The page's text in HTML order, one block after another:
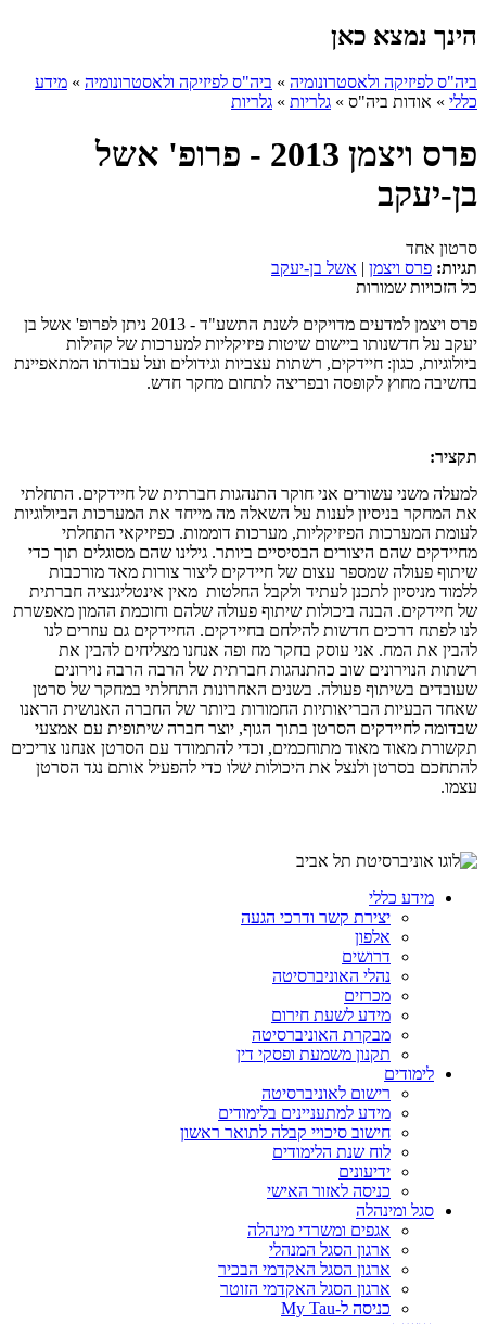
הינך נמצא כאן
ביה"ס לפיזיקה ולאסטרונומיה » ביה"ס לפיזיקה ולאסטרונומיה » מידע
כללי » אודות ביה"ס » גלריות » גלריות
פרס ויצמן 2013 - פרופ' אשל
בן-יעקב
סרטון אחד
תגיות: פרס ויצמן | אשל בן-יעקב
כל הזכויות שמורות
פרס ויצמן למדעים מדויקים לשנת התשע"ד - 2013 ניתן לפרופ' אשל בן
יעקב על חדשנותו ביישום שיטות פיזיקליות למערכות של קהילות
ביולוגיות, כגון: חיידקים, רשתות עצביות וגידולים ועל עבודתו המתאפיינת
בחשיבה מחוץ לקופסה ובפריצה לתחום מחקר חדש.
תקציר:
למעלה משני עשורים אני חוקר התנהגות חברתית של חיידקים. התחלתי
את המחקר בניסיון לענות על השאלה מה מייחד את המערכות הביולוגיות
לעומת המערכות הפיזיקליות, מערכות דוממות. כפיזיקאי התחלתי
מחיידקים שהם היצורים הבסיסיים ביותר. גילינו שהם מסוגלים תוך כדי
שיתוף פעולה שמספר עצום של חיידקים ליצור צורות מאד מורכבות
ללמוד מניסיון לתכנן לעתיד ולקבל החלטות מאין אינטליגנציה חברתית
של חיידקים. הבנה ביכולות שיתוף פעולה שלהם וחוכמת ההמון מאפשרת
לנו לפתח דרכים חדשות להילחם בחיידקים. החיידקים גם עוזרים לנו
להבין את המח. אני עוסק בחקר מח ופה אנחנו מצליחים להבין את
רשתות הנוירונים שוב כהתנהגות חברתית של הרבה הרבה נוירונים
שעובדים בשיתוף פעולה. בשנים האחרונות התחלתי במחקר של סרטן
שאחד הבעיות הבריאותיות החמורות ביותר של החברה האנושית הראנו
שבדומה לחיידקים הסרטן בתוך הגוף, יוצר חברה שיתופית עם אמצעי
תקשורת מאוד מאוד מתוחכמים, וכדי להתמודד עם הסרטן אנחנו צריכים
להתחכם בסרטן ולנצל את היכולות שלו כדי להפעיל אותם נגד הסרטן
עצמו.
מידע כללי
יצירת קשר ודרכי הגעה
אלפון
דרושים
נהלי האוניברסיטה
מכרזים
מידע לשעת חירום
מבקרת האוניברסיטה
תקנון משמעת ופסקי דין
לימודים
רישום לאוניברסיטה
מידע למתעניינים בלימודים
חישוב סיכויי קבלה לתואר ראשון
לוח שנת הלימודים
ידיעונים
כניסה לאזור האישי
סגל ומינהלה
אגפים ומשרדי מינהלה
ארגון הסגל המנהלי
ארגון הסגל האקדמי הבכיר
ארגון הסגל האקדמי הזוטר
כניסה ל-My Tau